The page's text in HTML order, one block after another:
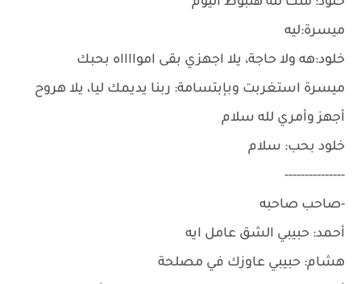
ميسرة:ليه
خلود:هه ولا حاجة، يلا اجهزي بقى اموااااه بحبك
ميسرة استغربت وبإبتسامة: ربنا يديمك ليا، يلا هروح
أجهز وأمري لله سلام
خلود بحب: سلام
---------------
-صاحب صاحبه
أحمد: حبيبي الشق عامل ايه
هشام: حبيبي عاوزك في مصلحة